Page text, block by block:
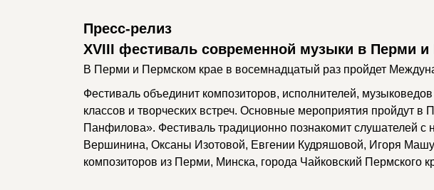
Пресс-релиз
XVIII фестиваль современной музыки в Перми и
В Перми и Пермском крае в восемнадцатый раз пройдет
Фестиваль объединит композиторов, исполнителей,
классов и творческих встреч. Основные мероприятия пройдут
Панфилова». Фестиваль традиционно познакомит слушателей
Вершинина, Оксаны Изотовой, Евгении Кудряшовой, Игоря
композиторов из Перми, Минска, города Чайковский Пермского